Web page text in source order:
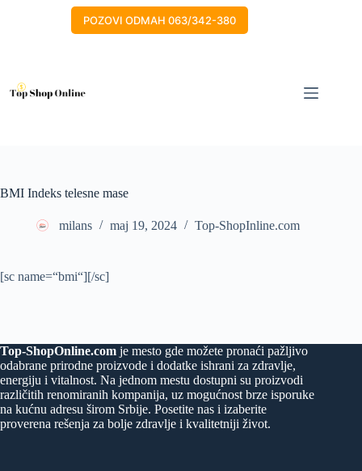
POZOVI ODMAH 063/342-380
BMI Indeks telesne mase
milans maj 19, 2024 Top-ShopInline.com
[sc name=“bmi“][/sc]
Top-ShopOnline.com je mesto gde možete pronaći pažljivo
odabrane prirodne proizvode i dodatke ishrani za zdravlje,
energiju i vitalnost. Na jednom mestu dostupni su proizvodi
različitih renomiranih kompanija, uz mogućnost brze isporuke
na kućnu adresu širom Srbije. Posetite nas i izaberite
proverena rešenja za bolje zdravlje i kvalitetniji život.